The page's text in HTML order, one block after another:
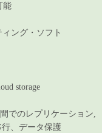
能
ング・ソフト
storage
でのレプリケーション,
、データ保護